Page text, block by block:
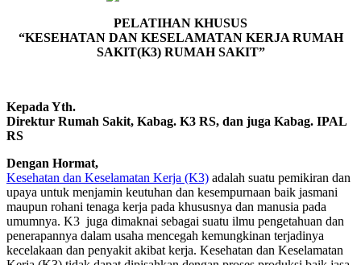
PELATIHAN KHUSUS
“KESEHATAN DAN KESELAMATAN KERJA RUMAH
SAKIT(K3) RUMAH SAKIT”
Kepada Yth.
Direktur Rumah Sakit, Kabag. K3 RS, dan juga Kabag. IPAL
RS
Dengan Hormat,
Kesehatan dan Keselamatan Kerja (K3) adalah suatu pemikiran dan
upaya untuk menjamin keutuhan dan kesempurnaan baik jasmani
maupun rohani tenaga kerja pada khususnya dan manusia pada
umumnya. K3 juga dimaknai sebagai suatu ilmu pengetahuan dan
penerapannya dalam usaha mencegah kemungkinan terjadinya
kecelakaan dan penyakit akibat kerja. Kesehatan dan Keselamatan